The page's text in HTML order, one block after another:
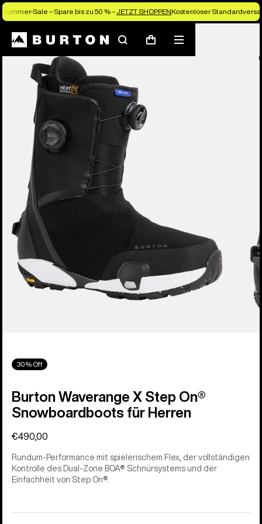
Sommer-Sale – Spare bis zu 50 % – JETZT SHOPPENKostenloser
SuchenWarenkorb
Menü
Die Experten von Burton erklären es dir
30% Off
Burton Waverange X Step On®
Snowboardboots für Herren
€490,00
Rundum-Performance mit spielerischem Flex, der vollständigen
Kontrolle des Dual-Zone BOA® Schnürsystems und der
Einfachheit von Step On®.